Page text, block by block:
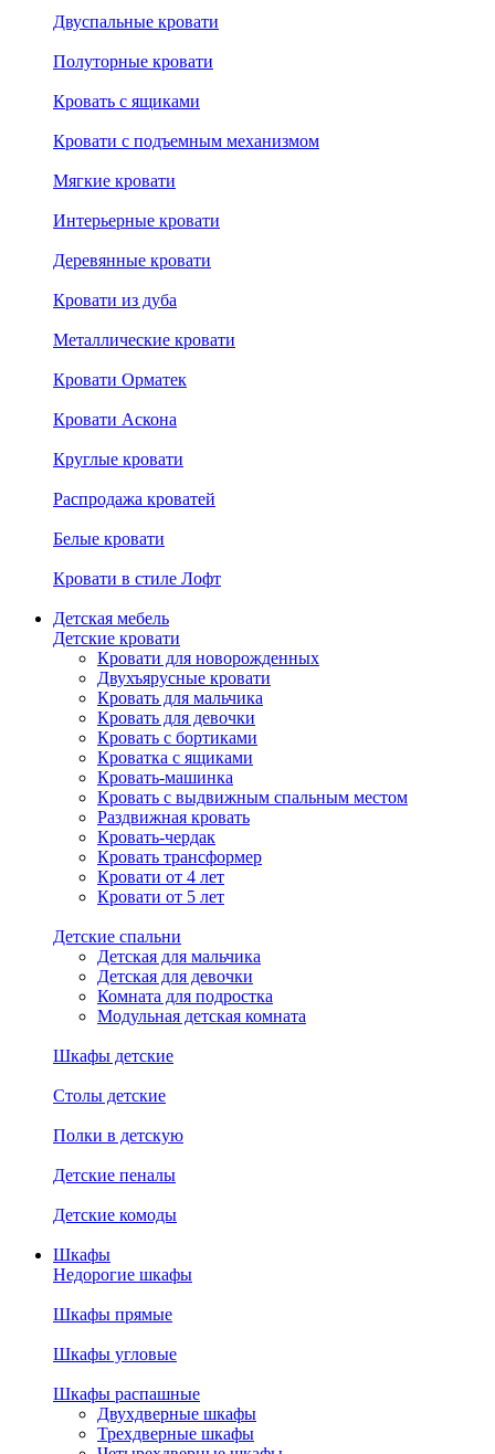
Двуспальные кровати
Полуторные кровати
Кровать с ящиками
Кровати с подъемным механизмом
Мягкие кровати
Интерьерные кровати
Деревянные кровати
Кровати из дуба
Металлические кровати
Кровати Орматек
Кровати Аскона
Круглые кровати
Распродажа кроватей
Белые кровати
Кровати в стиле Лофт
Детская мебель
Детские кровати
Кровати для новорожденных
Двухъярусные кровати
Кровать для мальчика
Кровать для девочки
Кровать с бортиками
Кроватка с ящиками
Кровать-машинка
Кровать с выдвижным спальным местом
Раздвижная кровать
Кровать-чердак
Кровать трансформер
Кровати от 4 лет
Кровати от 5 лет
Детские спальни
Детская для мальчика
Детская для девочки
Комната для подростка
Модульная детская комната
Шкафы детские
Столы детские
Полки в детскую
Детские пеналы
Детские комоды
Шкафы
Недорогие шкафы
Шкафы прямые
Шкафы угловые
Шкафы распашные
Двухдверные шкафы
Трехдверные шкафы